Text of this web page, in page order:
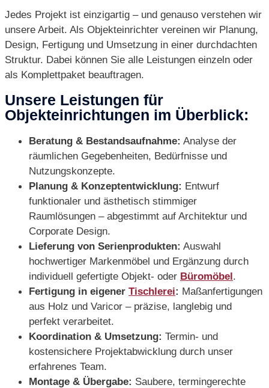
Jedes Projekt ist einzigartig – und genauso verstehen wir
unsere Arbeit. Als Objekteinrichter vereinen wir Planung,
Design, Fertigung und Umsetzung in einer durchdachten
Struktur. Dabei können Sie alle Leistungen einzeln oder
als Komplettpaket beauftragen.
Unsere Leistungen für
Objekteinrichtungen im Überblick:
Beratung & Bestandsaufnahme: Analyse der
räumlichen Gegebenheiten, Bedürfnisse und
Nutzungskonzepte.
Planung & Konzeptentwicklung: Entwurf
funktionaler und ästhetisch stimmiger
Raumlösungen – abgestimmt auf Architektur und
Corporate Design.
Lieferung von Serienprodukten: Auswahl
hochwertiger Markenmöbel und Ergänzung durch
individuell gefertigte Objekt- oder Büromöbel.
Fertigung in eigener Tischlerei: Maßanfertigungen
aus Holz und Varicor – präzise, langlebig und
perfekt verarbeitet.
Koordination & Umsetzung: Termin- und
kostensichere Projektabwicklung durch unser
erfahrenes Team.
Montage & Übergabe: Saubere, termingerechte